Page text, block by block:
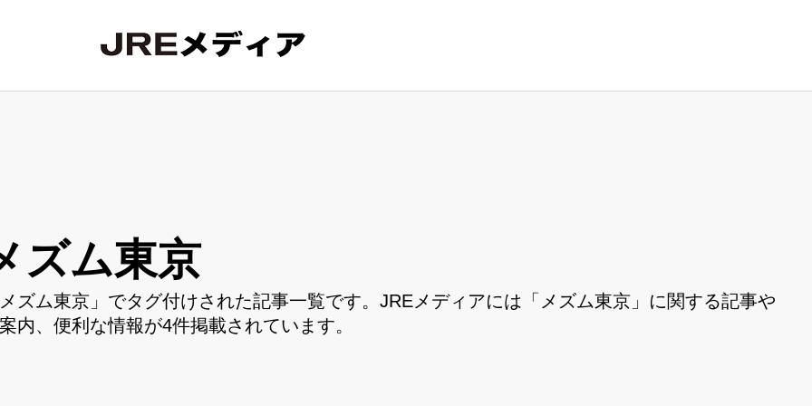
ズム東京
ズム東京」でタグ付けされた記事一覧です。JREメディアには「メズム東京」に関する記事や
内、便利な情報が4件掲載されています。